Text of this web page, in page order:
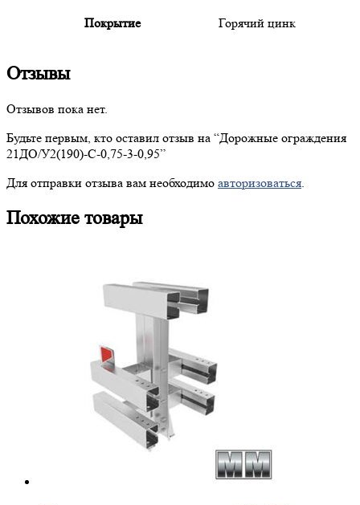
Покрытие Горячий цинк
Отзывы
Отзывов пока нет.
Будьте первым, кто оставил отзыв на “Дорожные ограждения
21ДО/У2(190)-С-0,75-3-0,95”
Для отправки отзыва вам необходимо авторизоваться
Похожие товары